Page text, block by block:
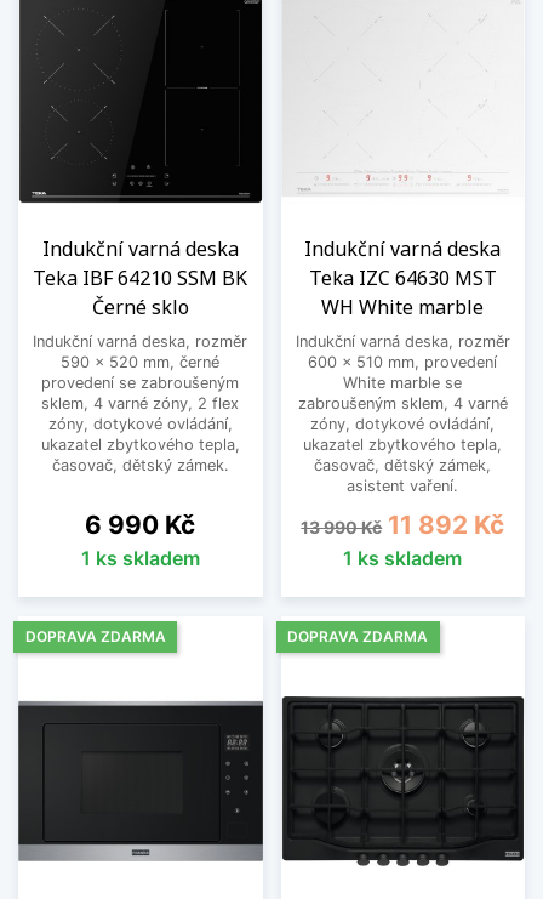
Indukční varná deska
Teka IBF 64210 SSM BK
Černé sklo
Indukční varná deska, rozměr
590 x 520 mm, černé
provedení se zabroušeným
sklem, 4 varné zóny, 2 flex
zóny, dotykové ovládání,
ukazatel zbytkového tepla,
časovač, dětský zámek.
Cena
6 990 Kč
1 ks skladem
Indukční varná deska
Teka IZC 64630 MST
WH White marble
Indukční varná deska, rozměr
600 x 510 mm, provedení
White marble se
zabroušeným sklem, 4 varné
zóny, dotykové ovládání,
ukazatel zbytkového tepla,
časovač, dětský zámek,
asistent vaření.
Běžná cena
13 990 Kč Cena
11 892 Kč
1 ks skladem
DOPRAVA ZDARMA DOPRAVA ZDARMA